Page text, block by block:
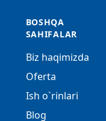
BOSHQA
SAHIFALAR
Biz haqimizda
Oferta
Ish o`rinlari
Blog